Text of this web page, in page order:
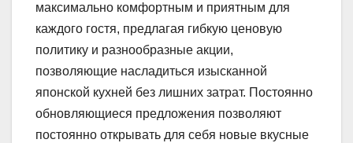
максимально комфортным и приятным для
каждого гостя, предлагая гибкую ценовую
политику и разнообразные акции,
позволяющие насладиться изысканной
японской кухней без лишних затрат. Постоянно
обновляющиеся предложения позволяют
постоянно открывать для себя новые вкусные